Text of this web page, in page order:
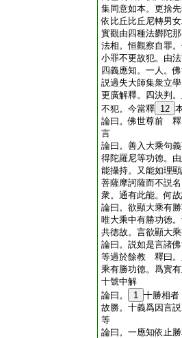
集同意如本。更捨
依比丘比丘尼轉男
實觀由四種法欝陀
法相。恒觀察自罪
小罪不更故犯。由
四義應知。一人。
説過失大師集衆立
更廣解釋。四決判
不犯。今當釋 12
論曰。佛世尊前 釋
言
論曰。善入大乘句
得陀羅尼等功徳。
能攝持。又能如理
菩薩摩訶薩而不説
衆。通有此能。何
論曰。欲顯大乘有
唯大乘中有勝功徳
共徳故。言欲顯大
論曰。説如是言諸
等過於餘教 釋曰。
乘有勝功徳。爲實
十號中解
論曰。
1 十勝相
故勝。十義爲因言
等
論曰。一應知依止